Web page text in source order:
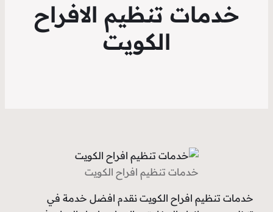
خدمات تنظيم الافراح
الكويت
خدمات تنظيم افراح الكويت
خدمات تنظيم افراح الكويت نقدم افضل خدمة في